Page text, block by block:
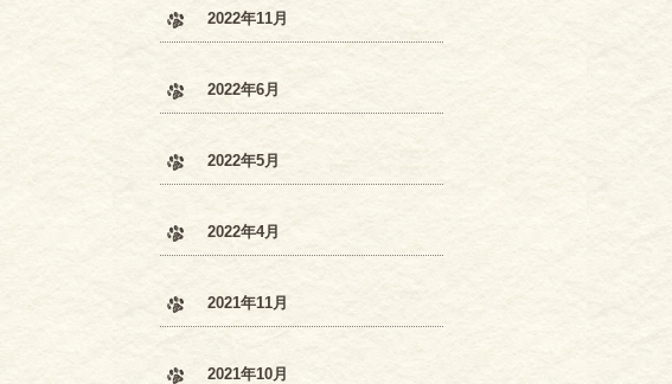
2022年11月
2022年6月
2022年5月
2022年4月
2021年11月
2021年10月